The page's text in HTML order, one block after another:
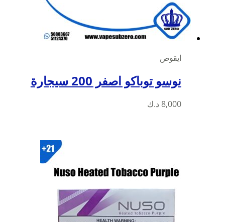
ايقوص
نوسو توباكو اصفر 200 سيجارة
8,000 د.ك